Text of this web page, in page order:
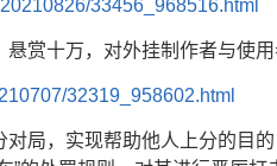
33456_968516.html
赏十万，对外挂制作者与使用
32319_958602.html
局，实现帮助他人上分的目